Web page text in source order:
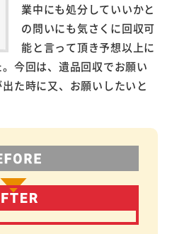
業中にも処分していいかと
の問いにも気さくに回収可
能と言って頂き予想以上に
今回は、遺品回収でお願い
た時に又、お願いしたいと